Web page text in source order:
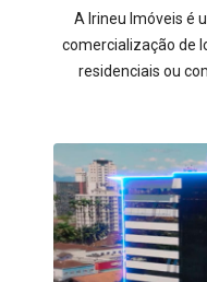
A Irineu Imóveis é
comercialização de
residenciais ou